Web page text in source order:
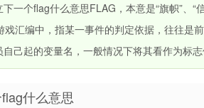
下一个flag什么意思FLAG，本意是“旗帜”、
戏汇编中，指某一事件的判定依据，往往是
自己起的变量名，一般情况下将其看作为标
什么意思